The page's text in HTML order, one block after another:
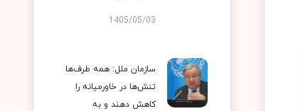
1405/05/03
سازمان ملل: همه طرف‌ها
تنش‌ها در خاورمیانه را
کاهش دهند و به